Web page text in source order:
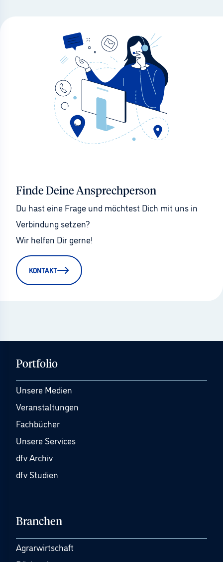
Finde Deine Ansprechperson
Du hast eine Frage und möchtest Dich mit uns in
Verbindung setzen?
Wir helfen Dir gerne!
KONTAKT
Portfolio
Unsere Medien
Veranstaltungen
Fachbücher
Unsere Services
dfv Archiv
dfv Studien
Branchen
Agrarwirtschaft